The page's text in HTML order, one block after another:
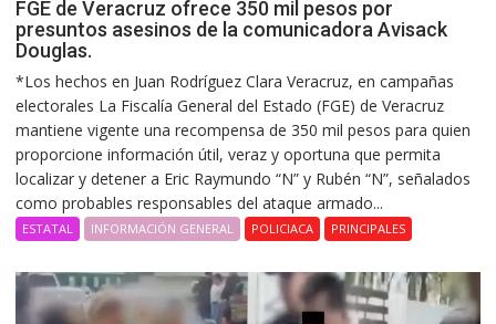
FGE de Veracruz ofrece 350 mil pesos por
presuntos asesinos de la comunicadora Avisack
Douglas.
*Los hechos en Juan Rodríguez Clara Veracruz, en campañas
electorales La Fiscalía General del Estado (FGE) de Veracruz
mantiene vigente una recompensa de 350 mil pesos para quien
proporcione información útil, veraz y oportuna que permita
localizar y detener a Eric Raymundo “N” y Rubén “N”, señalados
como probables responsables del ataque armado...
ESTATAL INFORMACIÓN GENERAL POLICIACA PRINCIPALES